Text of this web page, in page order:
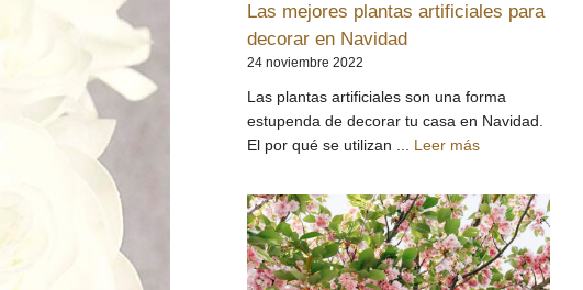
Las mejores plantas artificiales para
decorar en Navidad
24 noviembre 2022
Las plantas artificiales son una forma
estupenda de decorar tu casa en Navidad.
El por qué se utilizan ... Leer más